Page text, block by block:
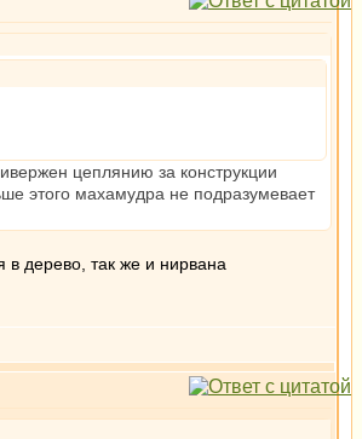
цеплянию за конструкции
этого махамудра не подразумевает
в дерево, так же и нирвана